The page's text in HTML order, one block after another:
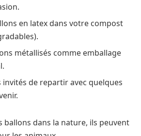
en latex dans votre compost
métallisés comme emballage
invités de repartir avec quelques
ballons dans la nature, ils peuvent